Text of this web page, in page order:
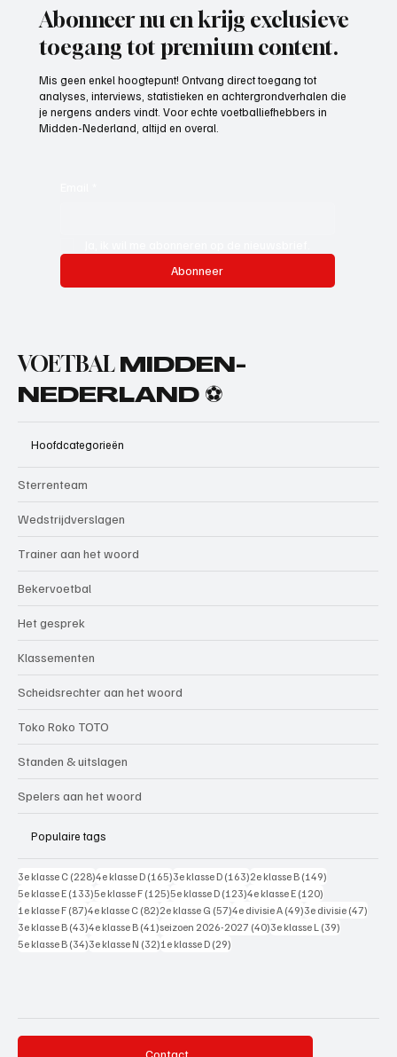
Abonneer nu en krijg exclusieve
toegang tot premium content.
Mis geen enkel hoogtepunt! Ontvang direct toegang tot
analyses, interviews, statistieken en achtergrondverhalen die
je nergens anders vindt. Voor echte voetballiefhebbers in
Midden-Nederland, altijd en overal.
Abonneer
VOETBAL MIDDEN-
NEDERLAND ⚽
Hoofdcategorieën
Sterrenteam
Wedstrijdverslagen
Trainer aan het woord
Bekervoetbal
Het gesprek
Klassementen
Scheidsrechter aan het woord
Toko Roko TOTO
Standen & uitslagen
Spelers aan het woord
Populaire tags
3e klasse C (228)228 posts
4e klasse D (165)165 posts
3e klasse D (163)163 posts
2e klasse B (149)
5e klasse E (133)133 posts
5e klasse F (125)125 posts
5e klasse D (123)123 posts
4e klasse E (120)
1e klasse F (87)87 posts
4e klasse C (82)82 posts
2e klasse G (57)57 posts
4e divisie A (49)49 posts
3e divisie (47)
3e klasse B (43)43 posts
4e klasse B (41)41 posts
seizoen 2026-2027 (40)40 posts
3e klasse L (39)
5e klasse B (34)34 posts
3e klasse N (32)32 posts
1e klasse D (29)
Contact